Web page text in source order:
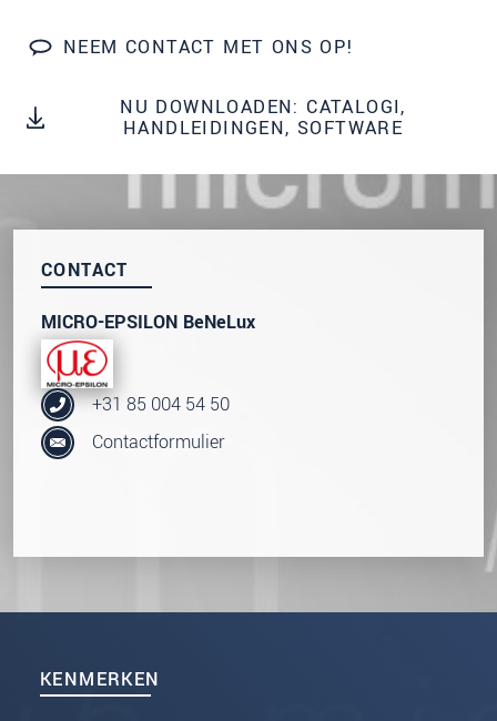
NEEM CONTACT MET ONS OP!
NU DOWNLOADEN: CATALOGI,
HANDLEIDINGEN, SOFTWARE
KENMERKEN
CONTACT
MICRO-EPSILON BeNeLux
+31 85 004 54 50
Contactformulier
Houd mij op de hoogte van
* Verplichte velden